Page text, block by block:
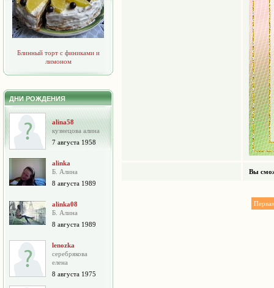
Блинный торт с финиками и
лимоном
ДНИ РОЖДЕНИЯ
alina58
кузнецова алина
7 августа 1958
alinka
Б. Алина
8 августа 1989
alinka08
Б. Алина
8 августа 1989
lenozka
серебрякова
елена
8 августа 1975
Вы
Первая